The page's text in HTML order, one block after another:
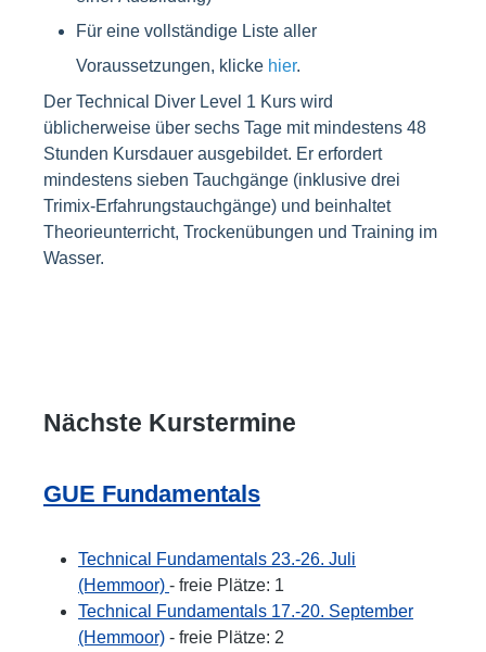
Für eine vollständige Liste aller
Voraussetzungen, klicke hier.
Der Technical Diver Level 1 Kurs wird
üblicherweise über sechs Tage mit mindestens 48
Stunden Kursdauer ausgebildet. Er erfordert
mindestens sieben Tauchgänge (inklusive drei
Trimix-Erfahrungstauchgänge) und beinhaltet
Theorieunterricht, Trockenübungen und Training im
Wasser.
Nächste Kurstermine
GUE Fundamentals
Technical Fundamentals 23.-26. Juli
(Hemmoor) - freie Plätze: 1
Technical Fundamentals 17.-20. September
(Hemmoor) - freie Plätze: 2